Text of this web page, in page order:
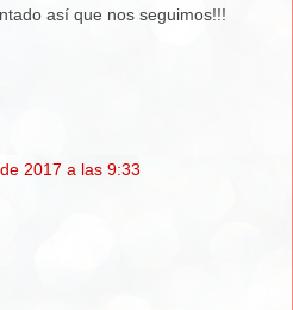
así que nos seguimos!!!
2017 a las 9:33